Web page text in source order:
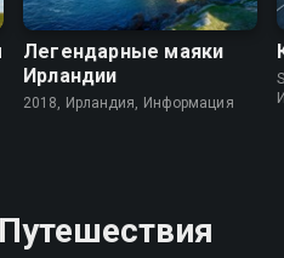
Легендарные маяки
Ирландии
2018, Ирландия, Информация